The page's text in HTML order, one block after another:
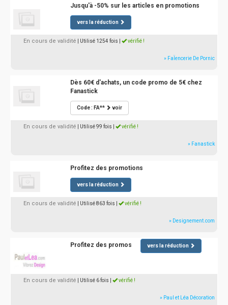
Jusqu'à -50% sur les articles en promotions
vers la réduction
En cours de validité | Utilisé 1254 fois vérifié !
» FaÏencerie De Pornic
Dès 60€ d'achats, un code promo de 5€ chez
Fanastick
Code : FA** voir
En cours de validité | Utilisé 99 fois vérifié !
» Fanastick
Profitez des promotions
vers la réduction
En cours de validité | Utilisé 863 fois vérifié !
» Designement.com
Profitez des promos vers la réduction
En cours de validité | Utilisé 6 fois vérifié !
» Paul et Léa Décoration